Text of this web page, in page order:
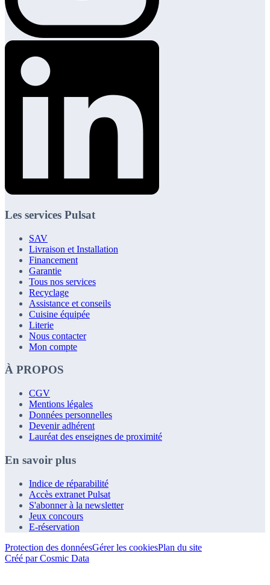
Les services Pulsat
SAV
Livraison et Installation
Financement
Garantie
Tous nos services
Recyclage
Assistance et conseils
Cuisine équipée
Literie
Nous contacter
Mon compte
À PROPOS
CGV
Mentions légales
Données personnelles
Devenir adhérent
Lauréat des enseignes de proximité
En savoir plus
Indice de réparabilité
Accès extranet Pulsat
S'abonner à la newsletter
Jeux concours
E-réservation
Protection des donnéesGérer les cookiesPlan du site
Créé par Cosmic Data